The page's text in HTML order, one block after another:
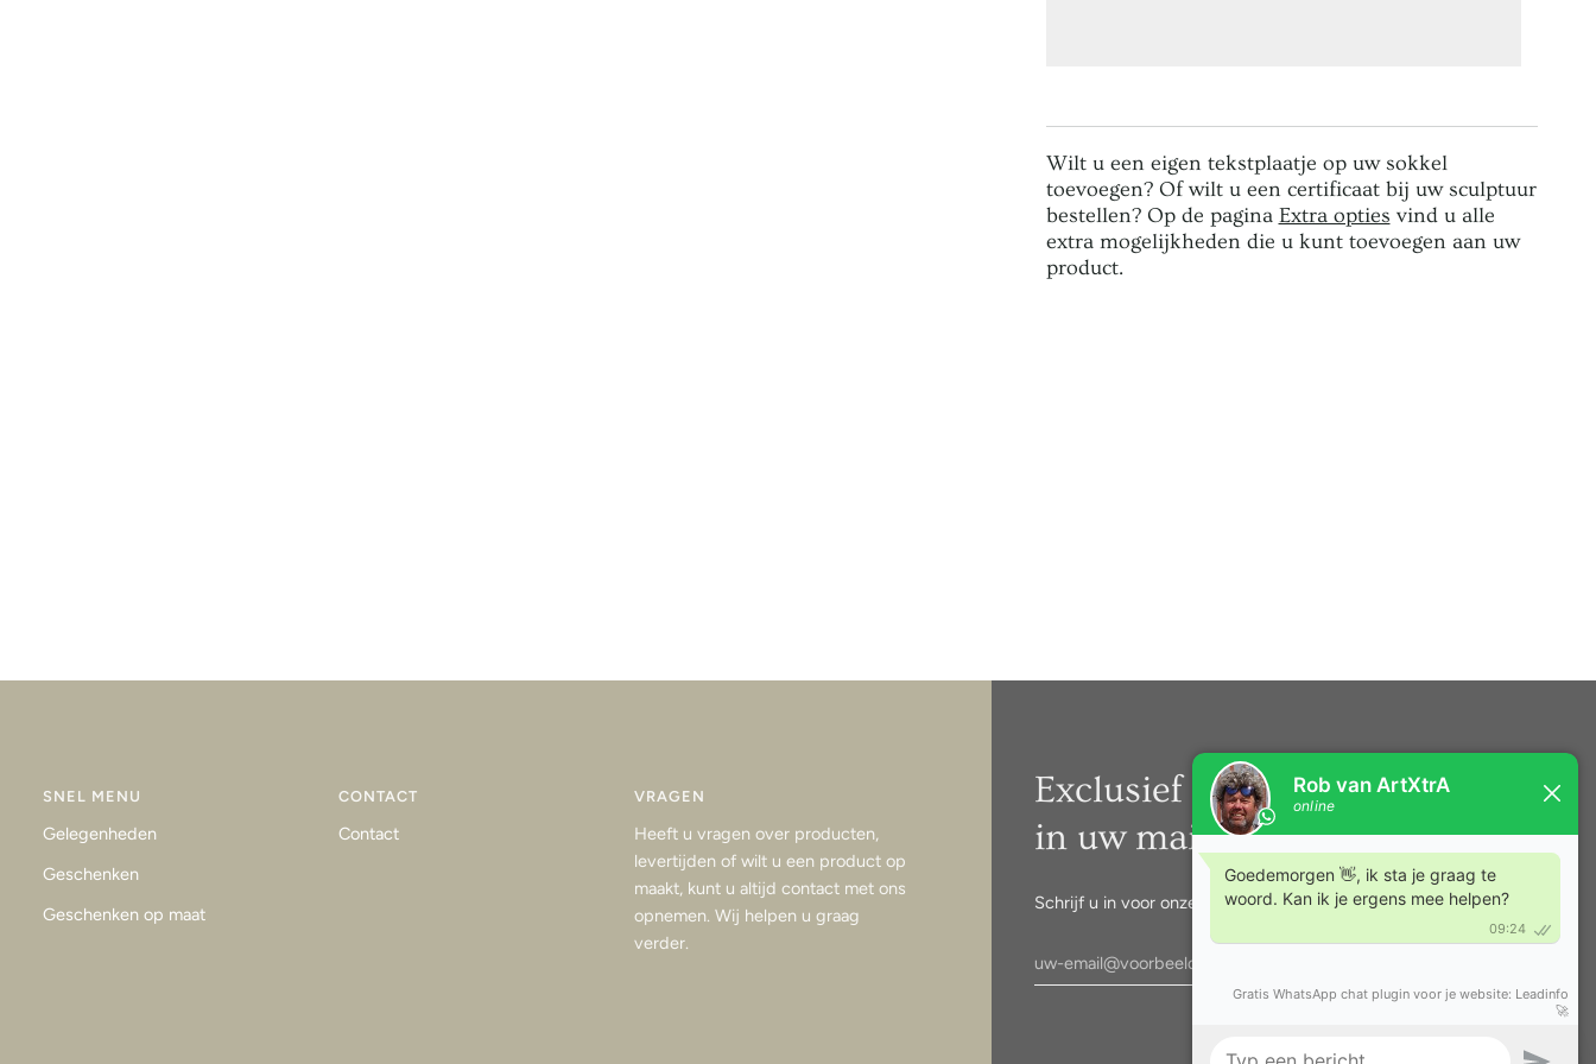
Wilt u een eigen tekstplaatje op uw sokkel
toevoegen? Of wilt u een certificaat bij uw sculptuur
bestellen? Op de pagina Extra opties vind u alle
extra mogelijkheden die u kunt toevoegen aan uw
product.
Exclusief nieuws rechtstreeks
in uw mail.
Schrijf u in voor onze nieuwsbrief.
SNEL MENU
Gelegenheden
Geschenken
Geschenken op maat
CONTACT
Contact
VRAGEN
Heeft u vragen over producten,
levertijden of wilt u een product op
maakt, kunt u altijd contact met ons
opnemen. Wij helpen u graag
verder.